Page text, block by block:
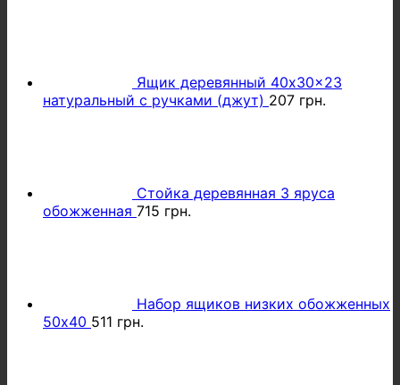
Ящик деревянный 40x30x23
натуральный с ручками (джут) 207 грн.
Стойка деревянная 3 яруса
обожженная 715 грн.
Набор ящиков низких обожженных
50х40 511 грн.